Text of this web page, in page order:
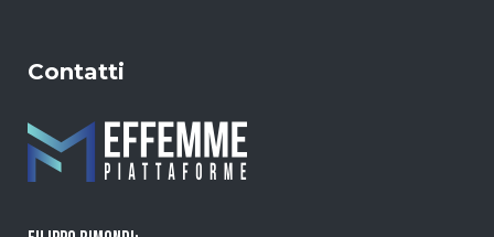
Contatti